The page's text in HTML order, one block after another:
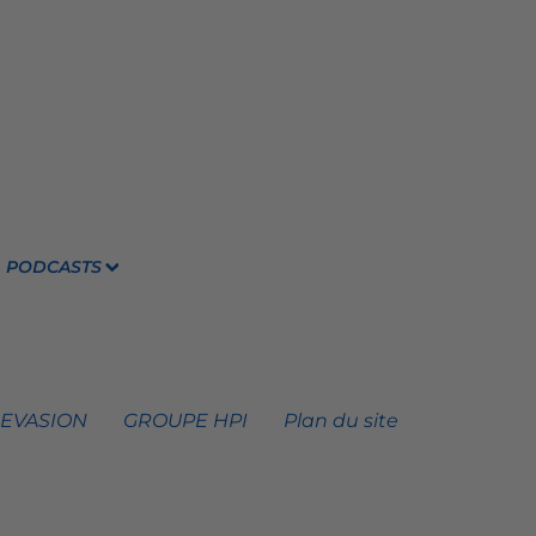
PODCASTS
GROUPE HPI Plan du site